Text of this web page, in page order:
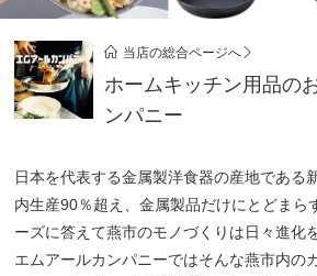
当店の総合ページへ
ホームキッチン用品の
ンパニー
日本を代表する金属製洋食器の産地である
内生産90％超え、金属製品だけにとどまら
ーズに答えて燕市のモノづくりは日々進化
エムアールカンパニーではそんな燕市内の